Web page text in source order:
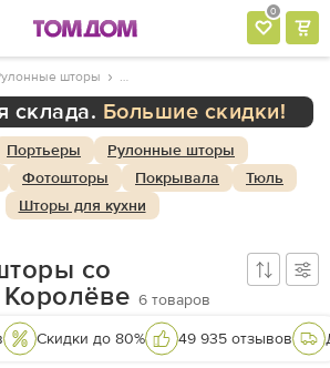
0
шторы
склада. Большие скидки!
Портьеры
Рулонные шторы
Фотошторы Покрывала
Тюль
Шторы для кухни
со
6 товаров
Скидки до 80% 49 935 отзывов